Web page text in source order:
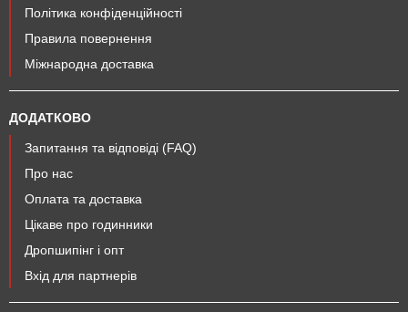
Політика конфіденційності
Правила повернення
Міжнародна доставка
ДОДАТКОВО
Запитання та відповіді (FAQ)
Про нас
Оплата та доставка
Цікаве про годинники
Дропшипінг і опт
Вхід для партнерів